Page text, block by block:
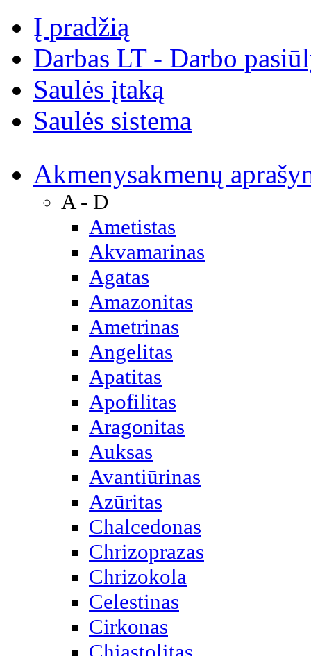
Į pradžią
Darbas LT - Darbo
Saulės įtaką
Saulės sistema
Akmenysakmenų
A - D
Ametistas
Akvamarinas
Agatas
Amazonitas
Ametrinas
Angelitas
Apatitas
Apofilitas
Aragonitas
Auksas
Avantiūrinas
Azūritas
Chalcedonas
Chrizoprazas
Chrizokola
Celestinas
Cirkonas